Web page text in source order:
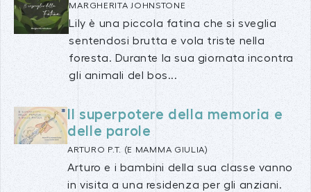
MARGHERITA JOHNSTONE
Lily è una piccola fatina che si sveglia
sentendosi brutta e vola triste nella
foresta. Durante la sua giornata incontra
gli animali del bos...
Il superpotere della memoria e
delle parole
ARTURO P.T. (E MAMMA GIULIA)
Arturo e i bambini della sua classe vanno
in visita a una residenza per gli anziani.